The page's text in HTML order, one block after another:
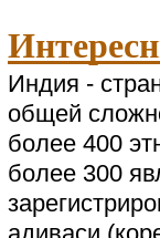
Индия -
общей
более 400
более 300